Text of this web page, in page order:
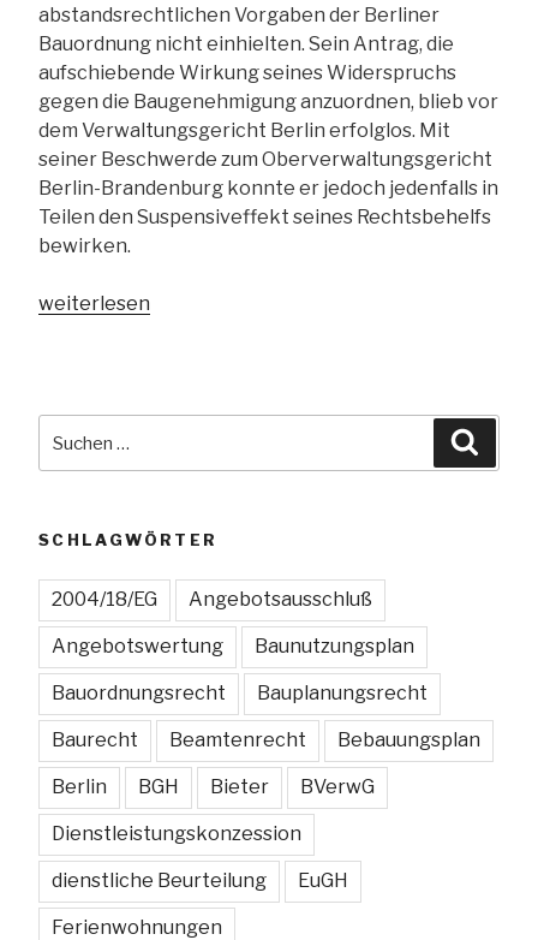
abstandsrechtlichen Vorgaben der Berliner
Bauordnung nicht einhielten. Sein Antrag, die
aufschiebende Wirkung seines Widerspruchs
gegen die Baugenehmigung anzuordnen, blieb vor
dem Verwaltungsgericht Berlin erfolglos. Mit
seiner Beschwerde zum Oberverwaltungsgericht
Berlin-Brandenburg konnte er jedoch jedenfalls in
Teilen den Suspensiveffekt seines Rechtsbehelfs
bewirken.
„OVG
Wahrung
der
Abstandsflächen
der
einer
Pergola
und
einer
Dachterrasse“
weiterlesen
nach:
SCHLAGWÖRTER
2004/18/EG Angebotsausschluß
Angebotswertung Baunutzungsplan
Bauordnungsrecht Bauplanungsrecht
Baurecht Beamtenrecht Bebauungsplan
Berlin BGH Bieter BVerwG
Dienstleistungskonzession
dienstliche Beurteilung EuGH
Ferienwohnungen